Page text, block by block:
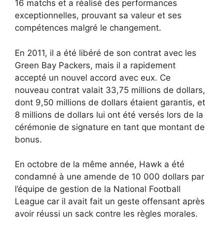
16 matchs et a réalisé des performances
exceptionnelles, prouvant sa valeur et ses
compétences malgré le changement.
En 2011, il a été libéré de son contrat avec les
Green Bay Packers, mais il a rapidement
accepté un nouvel accord avec eux. Ce
nouveau contrat valait 33,75 millions de dollars,
dont 9,50 millions de dollars étaient garantis, et
8 millions de dollars lui ont été versés lors de la
cérémonie de signature en tant que montant de
bonus.
En octobre de la même année, Hawk a été
condamné à une amende de 10 000 dollars par
l’équipe de gestion de la National Football
League car il avait fait un geste offensant après
avoir réussi un sack contre les règles morales.